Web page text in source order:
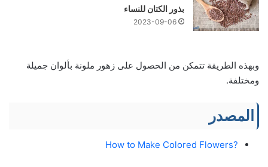
بذور الكتان للنساء
2023-09-06
وبهذه الطريقة تتمكن من الحصول على زهور ملونة بألوان جميلة
ومختلفة.
المصدر
?How to Make Colored Flowers